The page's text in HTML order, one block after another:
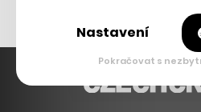
Nastavení
Pokračovat s